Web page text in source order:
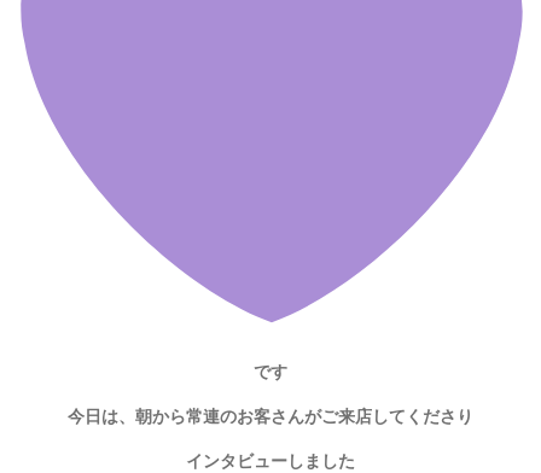
です
今日は、朝から常連のお客さんがご来店してくださり
インタビューしました